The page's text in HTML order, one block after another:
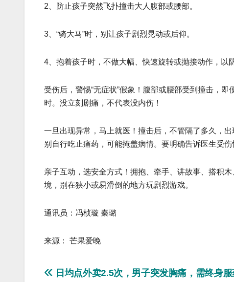
2、防止孩子突然飞扑撞击大人腹部或腰部。
3、“骑大马”时，别让孩子剧烈晃动或后仰。
4、抱着孩子时，不做大幅、快速旋转或抛接动作，以
受伤后，警惕“无症状”假象！腹部或腰部受到撞击，
时。没立刻剧痛，不代表没内伤！
一旦出现异常，马上就医！撞击后，不管隔了多久，
别自行吃止痛药，可能掩盖病情。要明确告诉医生受
亲子互动，选安全方式！拥抱、牵手、讲故事、搭积
境，别在狭小或易滑倒的地方玩剧烈游戏。
通讯员：冯桢璇 秦璐
来源： 芒果爱晚
文日均点外卖2.5次，男子突发胸痛，需终身服